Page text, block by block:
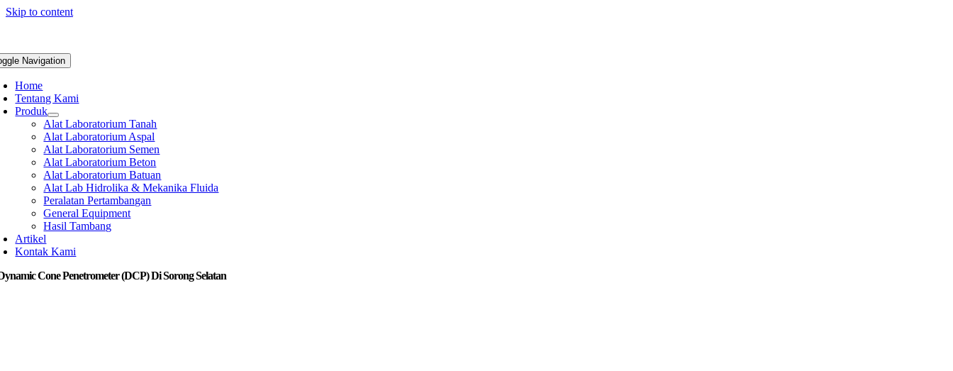
Skip to content
Navigation
Home
Tentang Kami
Produk
Alat Laboratorium Tanah
Alat Laboratorium Aspal
Alat Laboratorium Semen
Alat Laboratorium Beton
Alat Laboratorium Batuan
Alat Lab Hidrolika & Mekanika Fluida
Peralatan Pertambangan
General Equipment
Hasil Tambang
Artikel
Kontak Kami
Cone Penetrometer (DCP) Di Sorong Selatan